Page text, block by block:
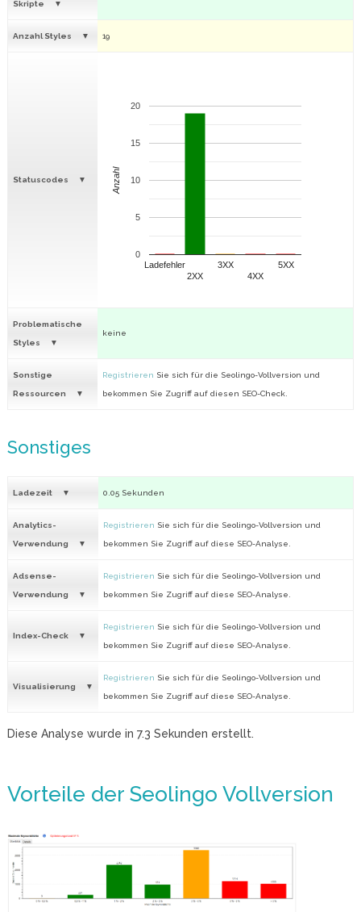
Skripte
Anzahl Styles 19
Statuscodes
Ladefehler
2XX
3XX
4XX
5XX
0
5
10
15
20
Anzahl
Problematische
Styles
keine
Sonstige
Ressourcen
Registrieren Sie sich für die Seolingo-Vollversion und
bekommen Sie Zugriff auf diesen SEO-Check.
Sonstiges
Ladezeit 0.05 Sekunden
Analytics-
Verwendung
Registrieren Sie sich für die Seolingo-Vollversion und
bekommen Sie Zugriff auf diese SEO-Analyse.
Adsense-
Verwendung
Registrieren Sie sich für die Seolingo-Vollversion und
bekommen Sie Zugriff auf diese SEO-Analyse.
Index-Check
Registrieren Sie sich für die Seolingo-Vollversion und
bekommen Sie Zugriff auf diese SEO-Analyse.
Visualisierung
Registrieren Sie sich für die Seolingo-Vollversion und
bekommen Sie Zugriff auf diese SEO-Analyse.
Diese Analyse wurde in 7.3 Sekunden erstellt.
Vorteile der Seolingo Vollversion